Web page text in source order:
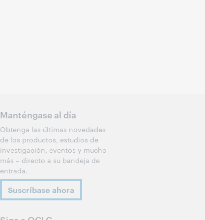
Manténgase al día
Obtenga las últimas novedades
de los productos, estudios de
investigación, eventos y mucho
más – directo a su bandeja de
entrada.
Suscríbase ahora